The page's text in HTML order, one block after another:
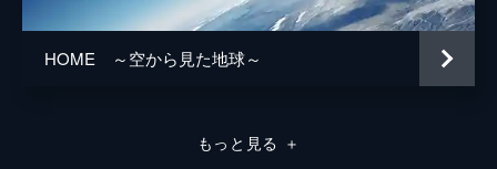
HOME ～空から見た地球～
もっと見る ＋